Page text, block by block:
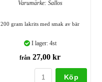
Varumärke: Sallos
200 gram lakrits med smak av bär
I lager: 4st
från 27,00 kr
Köp